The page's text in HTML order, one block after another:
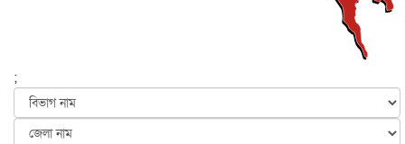
৬ আগস্ট, ২০২৬
ফ্যাসিবাদবিরোধী আন্দোলনে হত্যাকাণ্ডের বিচার হবে স্বচ্ছ, নিরপ...
আন্তর্জাতিক ৬ আগস্ট, ২০২৬
;